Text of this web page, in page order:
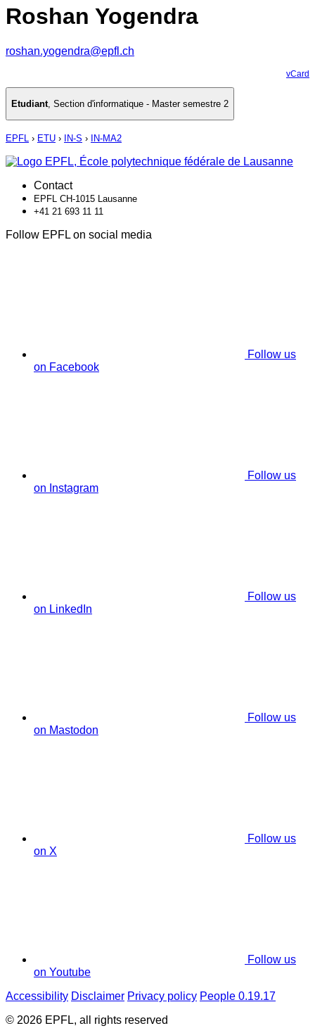
Roshan Yogendra
roshan.yogendra@epfl.ch
vCard
Etudiant, Section d'informatique - Master semestre 2
EPFL › ETU › IN-S › IN-MA2
Contact
EPFL CH-1015 Lausanne
+41 21 693 11 11
Follow EPFL on social media
Follow us
on Facebook
Follow us
on Instagram
Follow us
on LinkedIn
Follow us
on Mastodon
Follow us
on X
Follow us
on Youtube
Accessibility Disclaimer Privacy policy People 0.19.17
© 2026 EPFL, all rights reserved